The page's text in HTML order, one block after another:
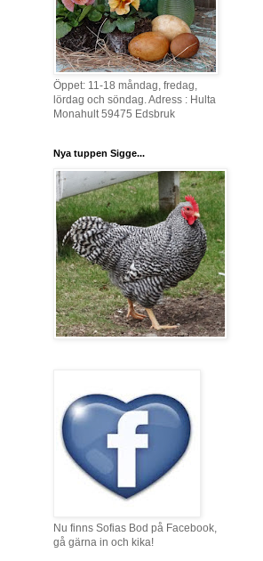
Öppet: 11-18 måndag, fredag,
lördag och söndag. Adress : Hulta
Monahult 59475 Edsbruk
Nya tuppen Sigge...
Nu finns Sofias Bod på Facebook,
gå gärna in och kika!